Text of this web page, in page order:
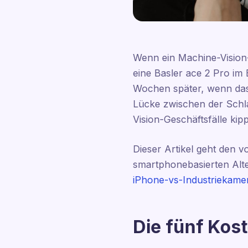
Wenn ein Machine-
eine Basler ace 2 Pro im
Wochen später, wenn
Lücke zwischen der
Vision-Geschäftsfälle
Dieser Artikel geht den
smartphonebasierten
iPhone-vs-
Die fünf